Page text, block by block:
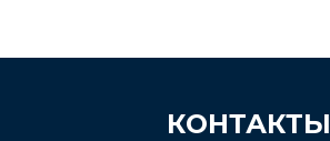
КОНТАКТЫ